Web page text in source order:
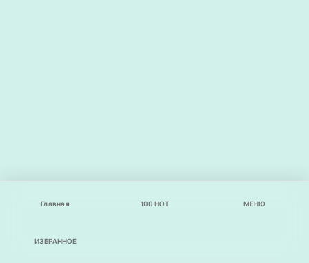
Главная 100 НОТ МЕНЮ
ИЗБРАННОЕ